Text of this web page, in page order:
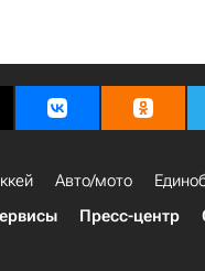
Авто/мото
Пресс-центр